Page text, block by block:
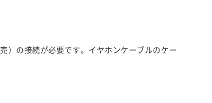
）の接続が必要です。イヤホンケーブルのケー